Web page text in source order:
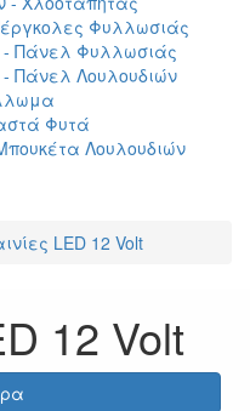
Φυλλωσιάς
- Πάνελ Φυλλωσιάς
Πάνελ Λουλουδιών
Φυτά
Λουλουδιών
LED 12 Volt
12 Volt